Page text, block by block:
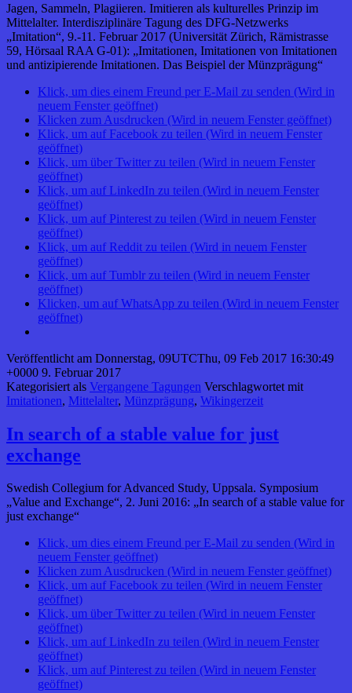
Jagen, Sammeln, Plagiieren. Imitieren als kulturelles Prinzip im
Mittelalter. Interdisziplinäre Tagung des DFG-Netzwerks
„Imitation“, 9.-11. Februar 2017 (Universität Zürich, Rämistrasse
59, Hörsaal RAA G-01): „Imitationen, Imitationen von Imitationen
und antizipierende Imitationen. Das Beispiel der Münzprägung“
Klick, um dies einem Freund per E-Mail zu senden (Wird in
neuem Fenster geöffnet)
Klicken zum Ausdrucken (Wird in neuem Fenster geöffnet)
Klick, um auf Facebook zu teilen (Wird in neuem Fenster
geöffnet)
Klick, um über Twitter zu teilen (Wird in neuem Fenster
geöffnet)
Klick, um auf LinkedIn zu teilen (Wird in neuem Fenster
geöffnet)
Klick, um auf Pinterest zu teilen (Wird in neuem Fenster
geöffnet)
Klick, um auf Reddit zu teilen (Wird in neuem Fenster
geöffnet)
Klick, um auf Tumblr zu teilen (Wird in neuem Fenster
geöffnet)
Klicken, um auf WhatsApp zu teilen (Wird in neuem Fenster
geöffnet)
Veröffentlicht am Donnerstag, 09UTCThu, 09 Feb 2017 16:30:49
+0000 9. Februar 2017
Kategorisiert als Vergangene Tagungen Verschlagwortet mit
Imitationen, Mittelalter, Münzprägung, Wikingerzeit
In search of a stable value for just
exchange
Swedish Collegium for Advanced Study, Uppsala. Symposium
„Value and Exchange“, 2. Juni 2016: „In search of a stable value for
just exchange“
Klick, um dies einem Freund per E-Mail zu senden (Wird in
neuem Fenster geöffnet)
Klicken zum Ausdrucken (Wird in neuem Fenster geöffnet)
Klick, um auf Facebook zu teilen (Wird in neuem Fenster
geöffnet)
Klick, um über Twitter zu teilen (Wird in neuem Fenster
geöffnet)
Klick, um auf LinkedIn zu teilen (Wird in neuem Fenster
geöffnet)
Klick, um auf Pinterest zu teilen (Wird in neuem Fenster
geöffnet)